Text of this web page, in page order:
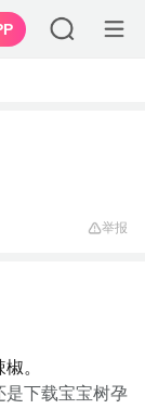
举报
。
是下载宝宝树孕